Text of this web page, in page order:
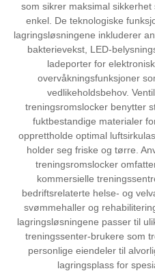
som sikrer maksimal
enkel. De teknologiske
lagringsløsningene inkluderer
bakterievekst, LED-
ladeporter for
overvåkningsfunksjoner
vedlikeholdsbehov.
treningsromslocker benytter
fuktbestandige materialer
opprettholde optimal
holder seg friske og tørre.
treningsromslocker
kommersielle
bedriftsrelaterte helse- og
svømmehaller og
lagringsløsningene passer til
treningssenter-brukere som
personlige eiendeler til
lagringsplass for